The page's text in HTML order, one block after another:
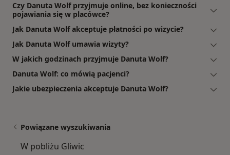
Czy Danuta Wolf przyjmuje online, bez konieczności
pojawiania się w placówce?
Jak Danuta Wolf akceptuje płatności po wizycie?
Jak Danuta Wolf umawia wizyty?
W jakich godzinach przyjmuje Danuta Wolf?
Danuta Wolf: co mówią pacjenci?
Jakie ubezpieczenia akceptuje Danuta Wolf?
Powiązane wyszukiwania
W pobliżu Gliwic